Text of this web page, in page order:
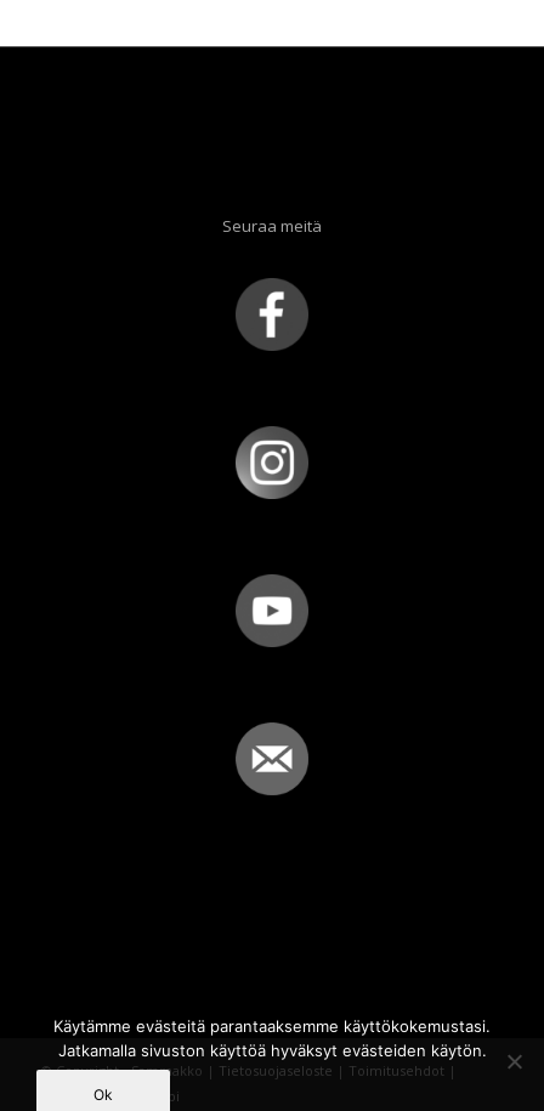
Seuraa meitä
© Copyright - Sammakko | Tietosuojaseloste | Toimitusehdot |
Powered by
iQWebbi
Käytämme evästeitä parantaaksemme käyttökokemustasi.
Jatkamalla sivuston käyttöä hyväksyt evästeiden käytön.
Ok